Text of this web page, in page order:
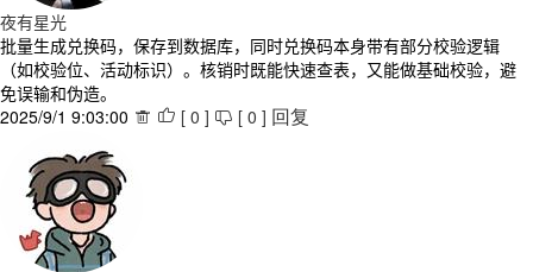
夜有星光
批量生成兑换码，保存到数据库，同时兑换码本身带有部分校验逻辑
（如校验位、活动标识）。核销时既能快速查表，又能做基础校验，避
免误输和伪造。
2025/9/1 9:03:00   [ 0 ]  [ 0 ] 回复